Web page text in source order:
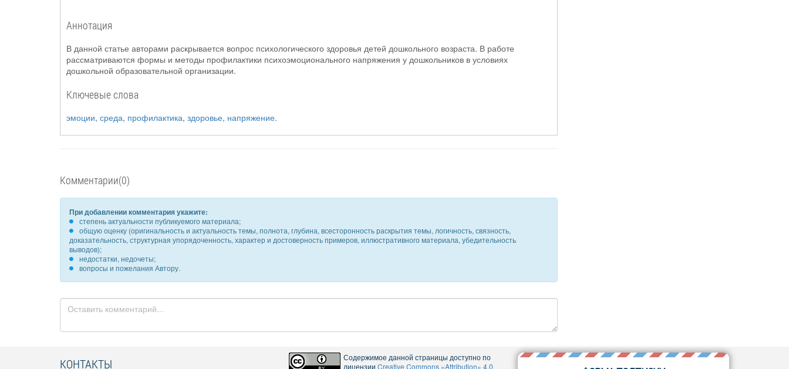
Аннотация
В данной статье авторами раскрывается вопрос психологического здоровья детей дошкольного возраста. В работе
рассматриваются формы и методы профилактики психоэмоционального напряжения у дошкольников в условиях
дошкольной образовательной организации.
Ключевые слова
эмоции, среда, профилактика, здоровье, напряжение.
Комментарии(0)
При добавлении комментария укажите:
степень актуальности публикуемого материала;
общую оценку (оригинальность и актуальность темы, полнота, глубина, всесторонность раскрытия темы, логичность, связность,
доказательность, структурная упорядоченность, характер и достоверность примеров, иллюстративного материала, убедительность
выводов);
недостатки, недочеты;
вопросы и пожелания Автору.
КОНТАКТЫ
Содержимое данной страницы доступно по
лицензии Creative Commons «Attribution» 4.0